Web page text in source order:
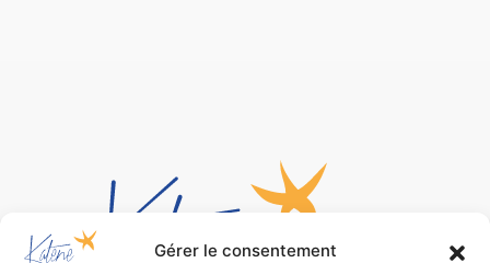
Gérer le consentement